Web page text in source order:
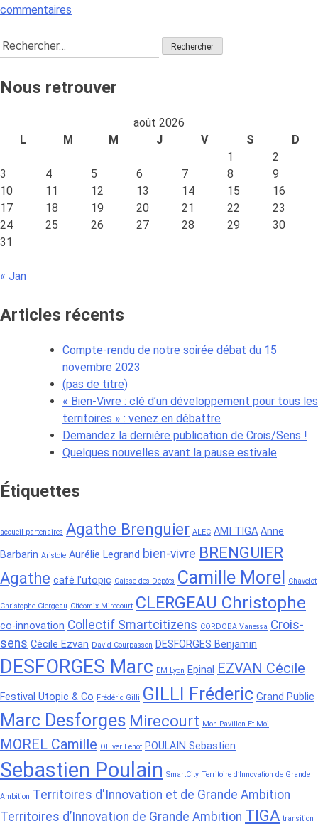
commentaires
Amartya
d’inspiration
pour
Crois/Sens
Rechercher :
Nous retrouver
août 2026
L
M M J V S
D
1
2
3
4 5 6 7 8
9
10
11 12 13 14 15
16
17
18 19 20 21 22
23
24
25 26 27 28 29
30
31
« Jan
Articles récents
Compte-rendu de notre soirée débat du 15
novembre 2023
(pas de titre)
« Bien-Vivre : clé d’un développement pour tous les
territoires » : venez en débattre
Demandez la dernière publication de Crois/Sens !
Quelques nouvelles avant la pause estivale
Étiquettes
accueil partenaires Agathe Brenguier ALEC AMI TIGA Anne
Barbarin Aristote Aurélie Legrand bien-vivre BRENGUIER
Agathe café l'utopic Caisse des Dépôts Camille Morel Chavelot
Christophe Clergeau Citéomix Mirecourt CLERGEAU Christophe
co-innovation Collectif Smartcitizens CORDOBA Vanessa Crois-
sens Cécile Ezvan David Courpasson DESFORGES Benjamin
DESFORGES Marc EM Lyon Epinal EZVAN Cécile
Festival Utopic & Co Frédéric Gilli GILLI Fréderic Grand Public
Marc Desforges Mirecourt Mon Pavillon Et Moi
MOREL Camille Olliver Lenot POULAIN Sebastien
Sebastien Poulain SmartCity Territoire d’Innovation de Grande
Ambition Territoires d'Innovation et de Grande Ambition
Territoires d’Innovation de Grande Ambition TIGA transition